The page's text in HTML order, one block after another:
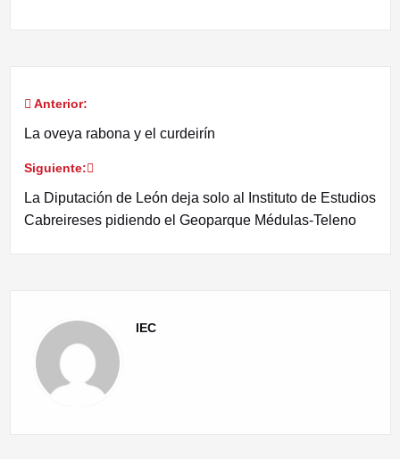
Navegación
entradas
Anterior:
La oveya rabona y el curdeirín
Siguiente:
La Diputación de León deja solo al Instituto de Estudios
Cabreireses pidiendo el Geoparque Médulas-Teleno
IEC